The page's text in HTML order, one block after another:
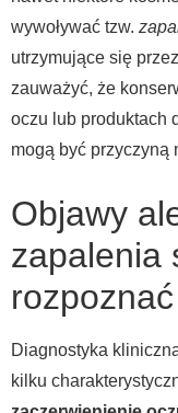
wywoływać tzw.
utrzymujące się
zauważyć, że
oczu lub produktach
mogą być przyczyną
Objawy
zapalenia
Diagnostyka
kilku